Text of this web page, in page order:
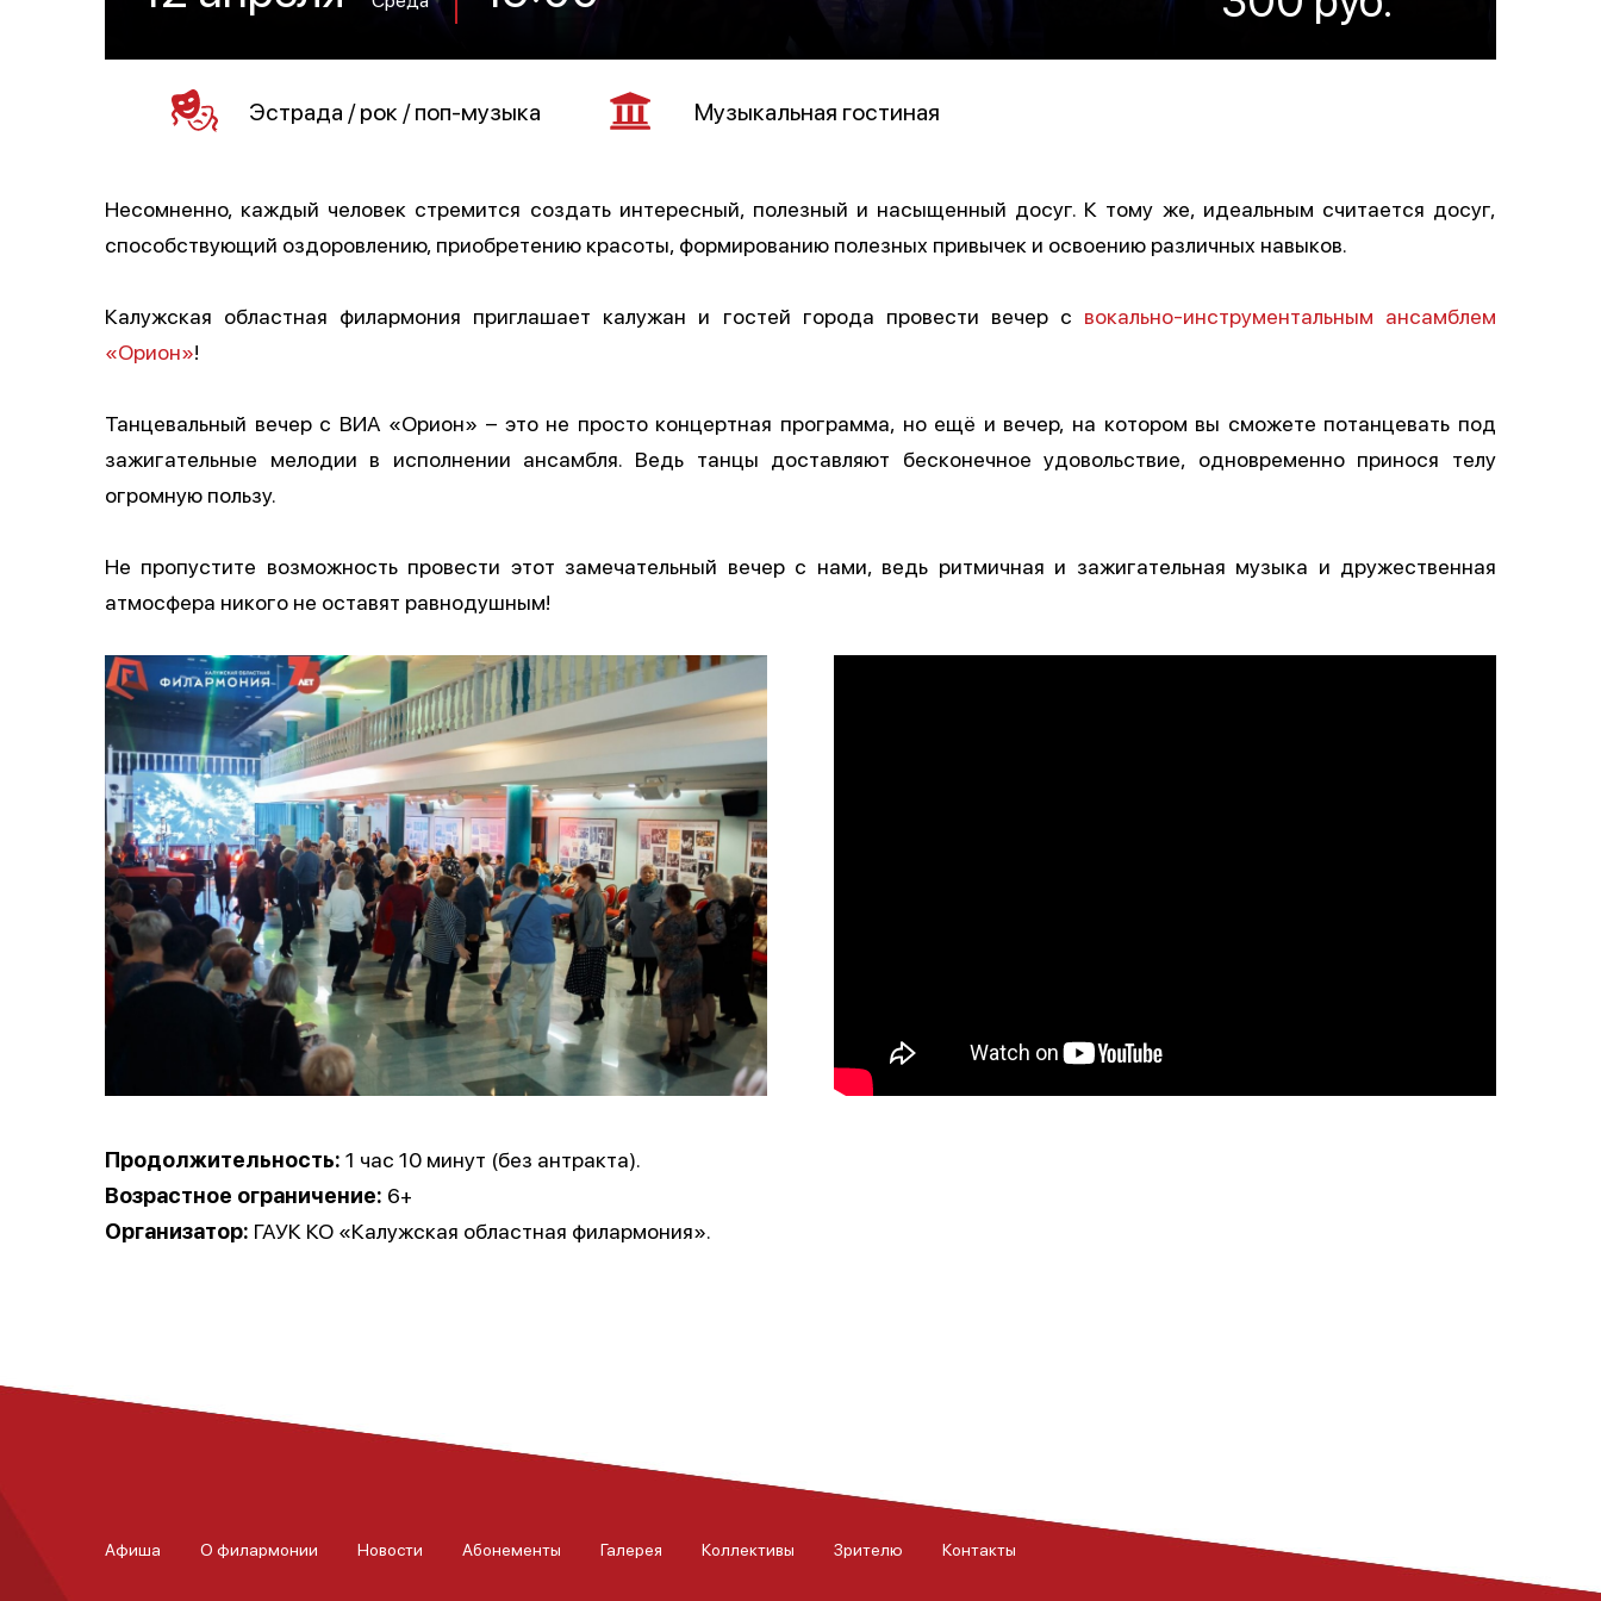
Эстрада / рок / поп-музыка Музыкальная гостиная
Несомненно, каждый человек стремится создать интересный, полезный и насыщенный досуг. К тому же, идеальным считается досуг,
способствующий оздоровлению, приобретению красоты, формированию полезных привычек и освоению различных навыков.
Калужская областная филармония приглашает калужан и гостей города провести вечер с вокально-инструментальным ансамблем
«Орион»!
Танцевальный вечер с ВИА «Орион» – это не просто концертная программа, но ещё и вечер, на котором вы сможете потанцевать под
зажигательные мелодии в исполнении ансамбля. Ведь танцы доставляют бесконечное удовольствие, одновременно принося телу
огромную пользу.
Не пропустите возможность провести этот замечательный вечер с нами, ведь ритмичная и зажигательная музыка и дружественная
атмосфера никого не оставят равнодушным!
Продолжительность: 1 час 10 минут (без антракта).
Возрастное ограничение: 6+
Организатор: ГАУК КО «Калужская областная филармония».
Афиша О филармонии Новости Абонементы Галерея Коллективы Зрителю Контакты